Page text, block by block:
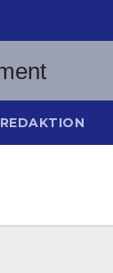
REDAKTION